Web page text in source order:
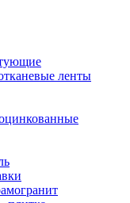
ленты